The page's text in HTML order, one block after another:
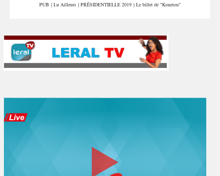
PUB | Lu Ailleurs | PRÉSIDENTIELLE 2019 | Le billet de "Konetou"